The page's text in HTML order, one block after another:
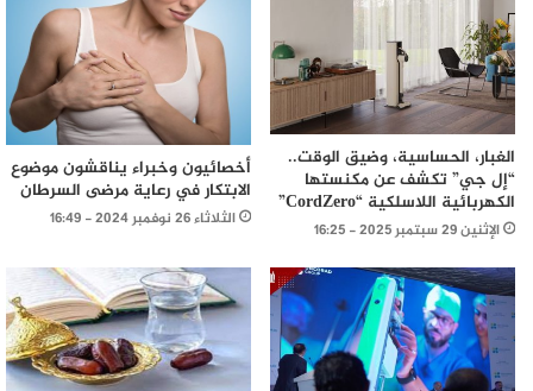
الغبار، الحساسية، وضيق الوقت..
“إل جي” تكشف عن مكنستها
الكهربائية اللاسلكية “CordZero”
الإثنين 29 سبتمبر 2025 - 16:25
أخصائيون وخبراء يناقشون موضوع
الابتكار في رعاية مرضى السرطان
الثلاثاء 26 نوفمبر 2024 - 16:49